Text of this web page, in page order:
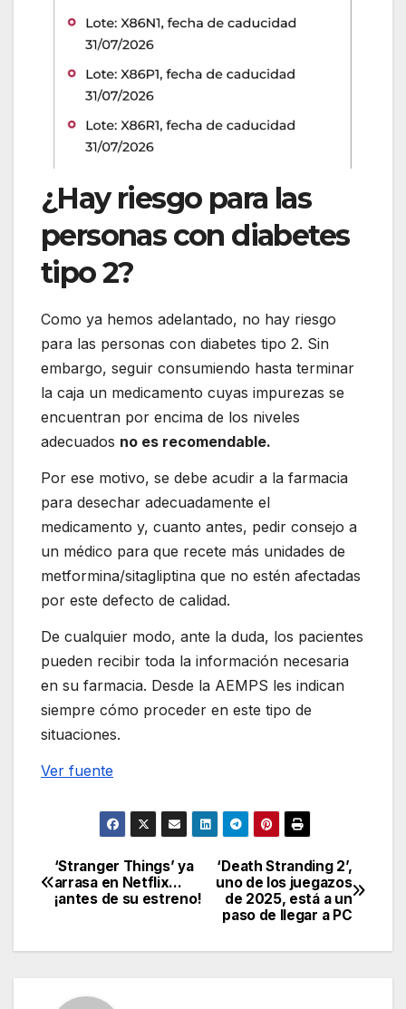
¿Hay riesgo para las
personas con diabetes
tipo 2?
Como ya hemos adelantado, no hay riesgo
para las personas con diabetes tipo 2. Sin
embargo, seguir consumiendo hasta terminar
la caja un medicamento cuyas impurezas se
encuentran por encima de los niveles
adecuados no es recomendable.
Por ese motivo, se debe acudir a la farmacia
para desechar adecuadamente el
medicamento y, cuanto antes, pedir consejo a
un médico para que recete más unidades de
metformina/sitagliptina que no estén afectadas
por este defecto de calidad.
De cualquier modo, ante la duda, los pacientes
pueden recibir toda la información necesaria
en su farmacia. Desde la AEMPS les indican
siempre cómo proceder en este tipo de
situaciones.
Ver fuente
Navegación
de
entradas
‘Death Stranding 2’,
uno de los juegazos
de 2025, está a un
paso de llegar a PC
‘Stranger Things’ ya
arrasa en Netflix…
¡antes de su estreno!